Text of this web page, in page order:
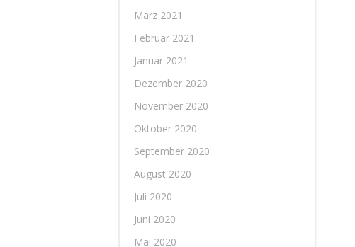
März 2021
Februar 2021
Januar 2021
Dezember 2020
November 2020
Oktober 2020
September 2020
August 2020
Juli 2020
Juni 2020
Mai 2020